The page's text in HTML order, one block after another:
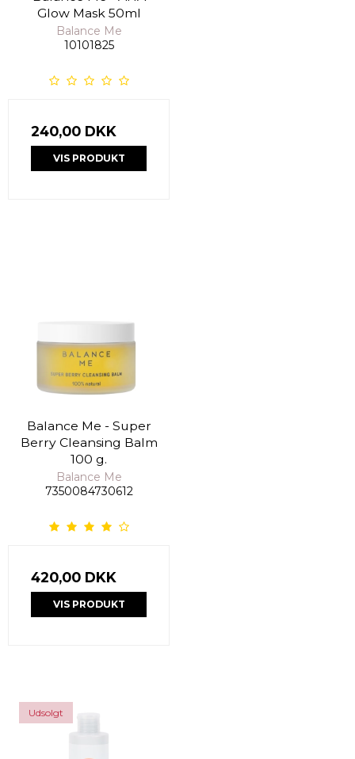
Glow Mask 50ml
Balance Me
10101825
240,00 DKK
VIS PRODUKT
Balance Me - Super
Berry Cleansing Balm
100 g.
Balance Me
7350084730612
420,00 DKK
VIS PRODUKT
Udsolgt